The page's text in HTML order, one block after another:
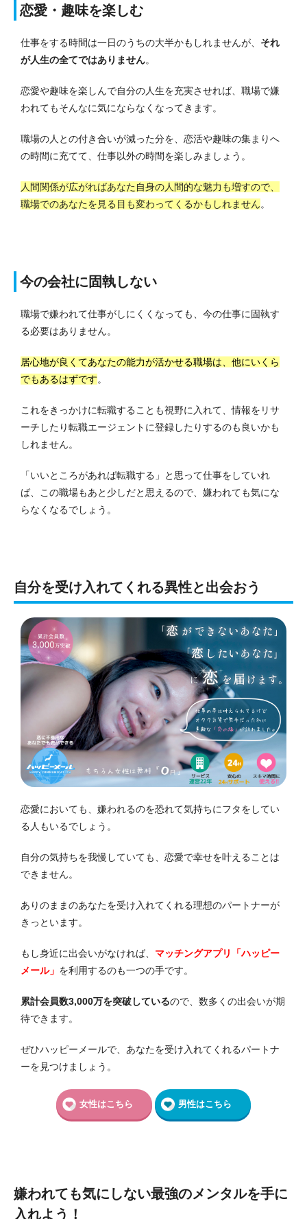
恋愛・趣味を楽しむ
仕事をする時間は一日のうちの大半かもしれませんが、 それ
が人生の全てではありません。
恋愛や趣味を楽しんで自分の人生を充実させれば、職場で嫌
われてもそんなに気にならなくなってきます。
職場の人との付き合いが減った分を、恋活や趣味の集まりへ
の時間に充てて、仕事以外の時間を楽しみましょう。
人間関係が広がればあなた自身の人間的な魅力も増すので、
職場でのあなたを見る目も変わってくるかもしれません。
今の会社に固執しない
職場で嫌われて仕事がしにくくなっても、今の仕事に固執す
る必要はありません。
居心地が良くてあなたの能力が活かせる職場は、他にいくら
でもあるはずです。
これをきっかけに転職することも視野に入れて、情報をリサ
ーチしたり転職エージェントに登録したりするのも良いかも
しれません。
「いいところがあれば転職する」と思って仕事をしていれ
ば、この職場もあと少しだと思えるので、嫌われても気にな
らなくなるでしょう。
自分を受け入れてくれる異性と出会おう
恋愛においても、嫌われるのを恐れて気持ちにフタをしてい
る人もいるでしょう。
自分の気持ちを我慢していても、恋愛で幸せを叶えることは
できません。
ありのままのあなたを受け入れてくれる理想のパートナーが
きっといます。
もし身近に出会いがなければ、 マッチングアプリ「ハッピー
メール」 を利用するのも一つの手です。
累計会員数3,000万を突破しているので、数多くの出会いが期
待できます。
ぜひハッピーメールで、あなたを受け入れてくれるパートナ
ーを見つけましょう。
女性はこちら 男性はこちら
嫌われても気にしない最強のメンタルを手に
入れよう！